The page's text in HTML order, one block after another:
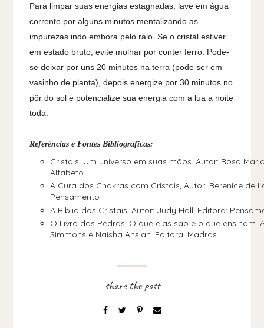
Para limpar suas energias estagnadas, lave em água
corrente por alguns minutos mentalizando as
impurezas indo embora pelo ralo. Se o cristal estiver
em estado bruto, evite molhar por conter ferro. Pode-
se deixar por uns 20 minutos na terra (pode ser em
vasinho de planta), depois energize por 30 minutos no
pôr do sol e potencialize sua energia com a lua a noite
toda.
Referências e Fontes Bibliográficas:
Cristais, Um universo em suas mãos. Autor: Rosa
Alfabeto
A Cura dos Chakras com Cristais, Autor: Berenice de
Pensamento
A Bíblia dos Cristais, Autor: Judy Hall, Editora:
O Livro das Pedras. O que elas são e o que ensinam.
Simmons e Naisha Ahsian. Editora: Madras.